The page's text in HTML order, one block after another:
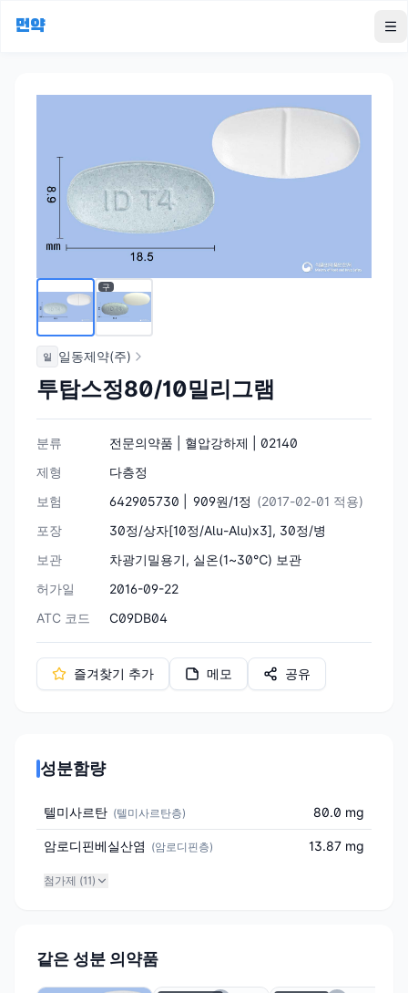
먼약
구
일 일동제약(주)
투탑스정80/10밀리그램
분류
전문의약품 | 혈압강하제 | 02140
제형
다층정
보험
642905730 | 909원/1정 (2017-02-01 적용)
포장
30정/상자[10정/Alu-Alu)x3], 30정/병
보관
차광기밀용기, 실온(1~30℃) 보관
허가일
2016-09-22
ATC 코드
C09DB04
즐겨찾기 추가 메모 공유
성분함량
텔미사르탄 (텔미사르탄층) 80.0 mg
암로디핀베실산염 (암로디핀층) 13.87 mg
첨가제 (11)
같은 성분 의약품